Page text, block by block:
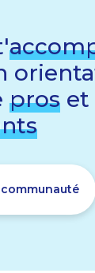
pros et